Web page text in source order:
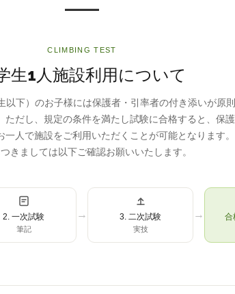
CLIMBING TEST
生1人施設利用について
以下）のお子様には保護者・引率者の付き添いが原則
ただし、規定の条件を満たし試験に合格すると、保護
一人で施設をご利用いただくことが可能となります。
きましては以下ご確認お願いいたします。
2. 一次試験
筆記
→ 3. 二次試験
実技
→ 合